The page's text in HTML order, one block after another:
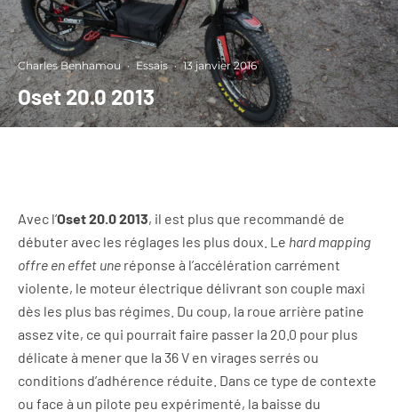
Charles Benhamou · Essais · 13 janvier 2016
Oset 20.0 2013
Avec l’Oset 20.0 2013, il est plus que recommandé de
débuter avec les réglages les plus doux. Le hard mapping
offre en effet une réponse à l’accélération carrément
violente, le moteur électrique délivrant son couple maxi
dès les plus bas régimes. Du coup, la roue arrière patine
assez vite, ce qui pourrait faire passer la 20.0 pour plus
délicate à mener que la 36 V en virages serrés ou
conditions d’adhérence réduite. Dans ce type de contexte
ou face à un pilote peu expérimenté, la baisse du